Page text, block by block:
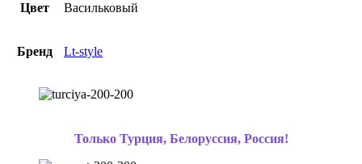
Цвет Васильковый
Бренд Lt-style
Только Турция, Белоруссия, Россия!